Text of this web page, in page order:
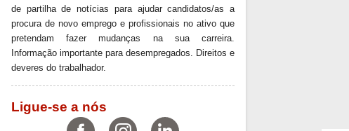
de partilha de notícias para ajudar candidatos/as a
procura de novo emprego e profissionais no ativo que
pretendam fazer mudanças na sua carreira.
Informação importante para desempregados. Direitos e
deveres do trabalhador.
Ligue-se a nós